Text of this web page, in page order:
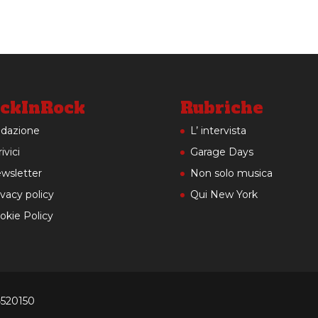
policy
Policy
Rubriche
L’ intervista
Garage Days
Non solo musica
Qui New York